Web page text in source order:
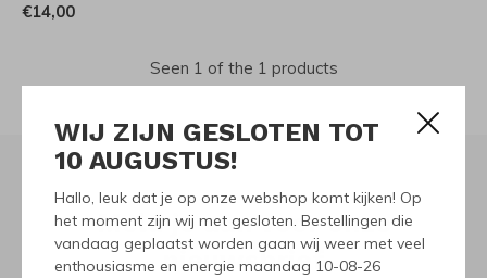
WIJ ZIJN GESLOTEN TOT
10 AUGUSTUS!
Hallo, leuk dat je op onze webshop komt kijken! Op
het moment zijn wij met gesloten. Bestellingen die
vandaag geplaatst worden gaan wij weer met veel
enthousiasme en energie maandag 10-08-26
€14,00
Seen 1 of the 1 products
Meld je aan voor onze
nieuwsbrief